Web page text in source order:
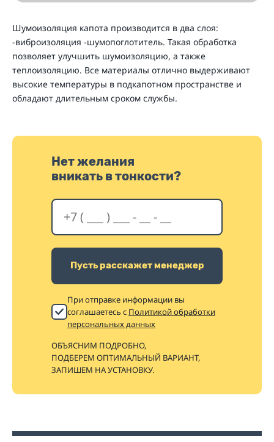
Шумоизоляция капота производится в два слоя:
-виброизоляция -шумопоглотитель. Такая обработка
позволяет улучшить шумоизоляцию, а также
теплоизоляцию. Все материалы отлично выдерживают
высокие температуры в подкапотном пространстве и
обладают длительным сроком службы.
Нет желания
вникать в тонкости?
Пусть расскажет менеджер
При отправке информации вы
соглашаетесь с Политикой обработки
персональных данных
ОБЪЯСНИМ ПОДРОБНО,
ПОДБЕРЕМ ОПТИМАЛЬНЫЙ ВАРИАНТ,
ЗАПИШЕМ НА УСТАНОВКУ.